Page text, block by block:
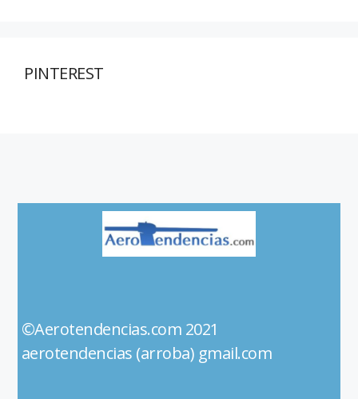
PINTEREST
©Aerotendencias.com 2021
aerotendencias (arroba) gmail.com